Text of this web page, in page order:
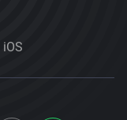
iOS